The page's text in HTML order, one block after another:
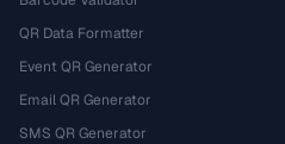
QR Data Formatter
Event QR Generator
Email QR Generator
SMS QR Generator